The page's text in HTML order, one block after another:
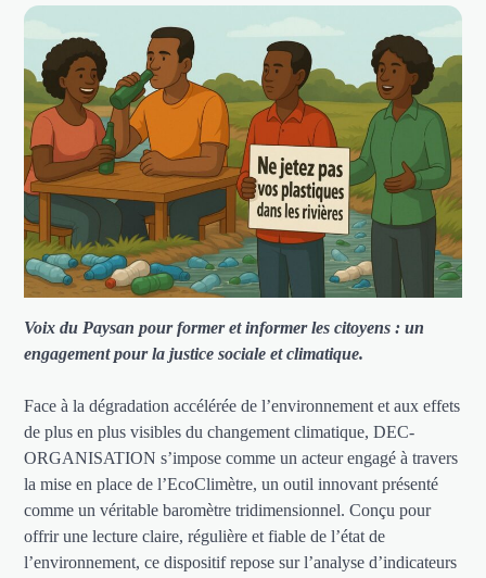
Voix du Paysan pour former et informer les citoyens : un
engagement pour la justice sociale et climatique.
Face à la dégradation accélérée de l’environnement et aux effets
de plus en plus visibles du changement climatique, DEC-
ORGANISATION s’impose comme un acteur engagé à travers
la mise en place de l’EcoClimètre, un outil innovant présenté
comme un véritable baromètre tridimensionnel. Conçu pour
offrir une lecture claire, régulière et fiable de l’état de
l’environnement, ce dispositif repose sur l’analyse d’indicateurs